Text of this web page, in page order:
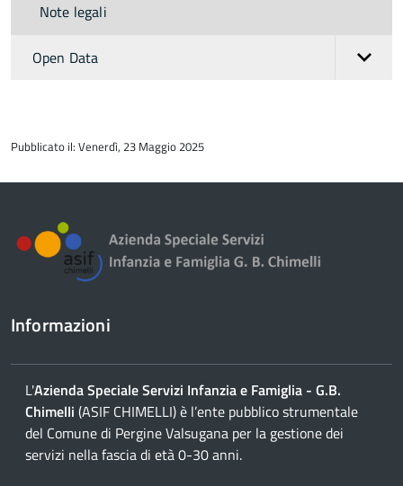
Note legali
Open Data
del
Pubblicato il: Venerdì, 23 Maggio 2025
Informazioni
L'Azienda Speciale Servizi Infanzia e Famiglia - G.B.
Chimelli (ASIF CHIMELLI) è l’ente pubblico strumentale
del Comune di Pergine Valsugana per la gestione dei
servizi nella fascia di età 0-30 anni.